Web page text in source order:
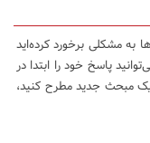
به مشکلی برخورد کرده‌اید
پاسخ خود را ابتدا در
مبحث جدید مطرح کنید،